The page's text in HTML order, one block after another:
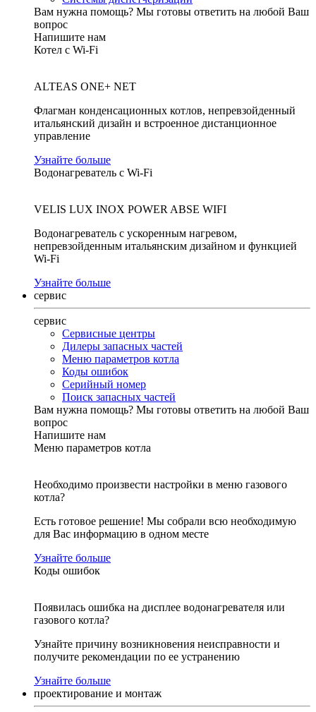
Вам нужна помощь? Мы готовы ответить на любой Ваш
вопрос
Напишите нам
Котел с Wi-Fi
ALTEAS ONE+ NET
Флагман конденсационных котлов, непревзойденный
итальянский дизайн и встроенное дистанционное
управление
Узнайте больше
Водонагреватель с Wi-Fi
VELIS LUX INOX POWER ABSE WIFI
Водонагреватель с ускоренным нагревом,
непревзойденным итальянским дизайном и функцией
Wi-Fi
Узнайте больше
сервис
сервис
Сервисные центры
Дилеры запасных частей
Меню параметров котла
Коды ошибок
Серийный номер
Поиск запасных частей
Вам нужна помощь? Мы готовы ответить на любой Ваш
вопрос
Напишите нам
Меню параметров котла
Необходимо произвести настройки в меню газового
котла?
Есть готовое решение! Мы собрали всю необходимую
для Вас информацию в одном месте
Узнайте больше
Коды ошибок
Появилась ошибка на дисплее водонагревателя или
газового котла?
Узнайте причину возникновения неисправности и
получите рекомендации по ее устранению
Узнайте больше
проектирование и монтаж